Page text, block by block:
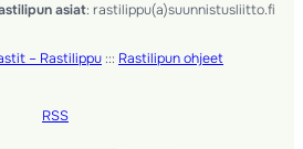
asiat: rastilippu(a)suunnistusliitto.fi
– Rastilippu ::: Rastilipun ohjeet
RSS